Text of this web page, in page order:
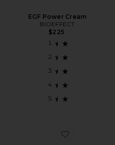
EGF Power Cream
BIOEFFECT
$225
Favorite ITENS